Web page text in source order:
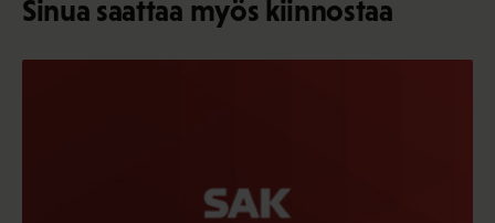
Sinua saattaa myös kiinnostaa